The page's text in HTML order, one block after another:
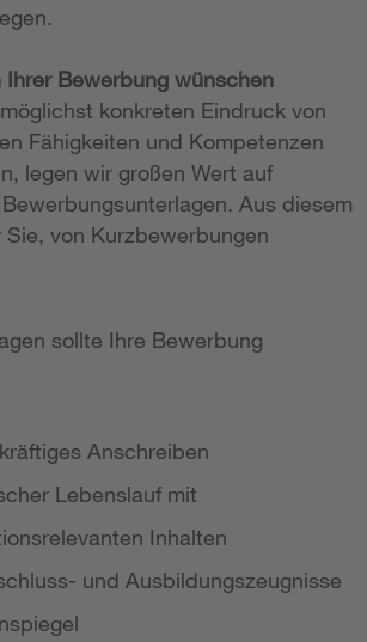
Ihrer Bewerbung wünschen
konkreten Eindruck von
Fähigkeiten und Kompetenzen
legen wir großen Wert auf
Aus diesem
von Kurzbewerbungen
sollte Ihre Bewerbung
Anschreiben
Lebenslauf mit
Inhalten
und Ausbildungszeugnisse